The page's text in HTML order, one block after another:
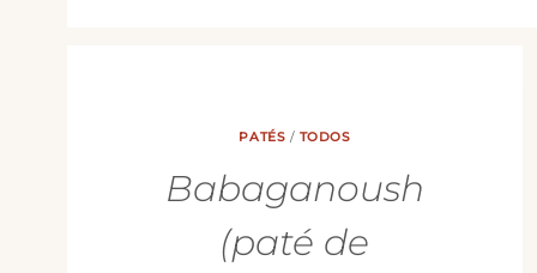
PATÉS / TODOS
Babaganoush
(paté de